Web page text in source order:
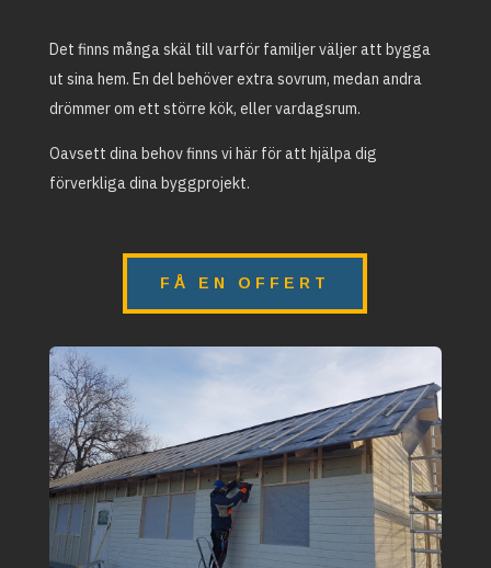
Det finns många skäl till varför familjer väljer att bygga
ut sina hem. En del behöver extra sovrum, medan andra
drömmer om ett större kök, eller vardagsrum.
Oavsett dina behov finns vi här för att hjälpa dig
förverkliga dina byggprojekt.
FÅ EN OFFERT